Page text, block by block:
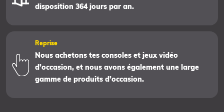
disposition 364 jours par an.
Reprise
Nous achetons tes consoles et jeux vidéo
d’occasion, et nous avons également une large
gamme de produits d’occasion.